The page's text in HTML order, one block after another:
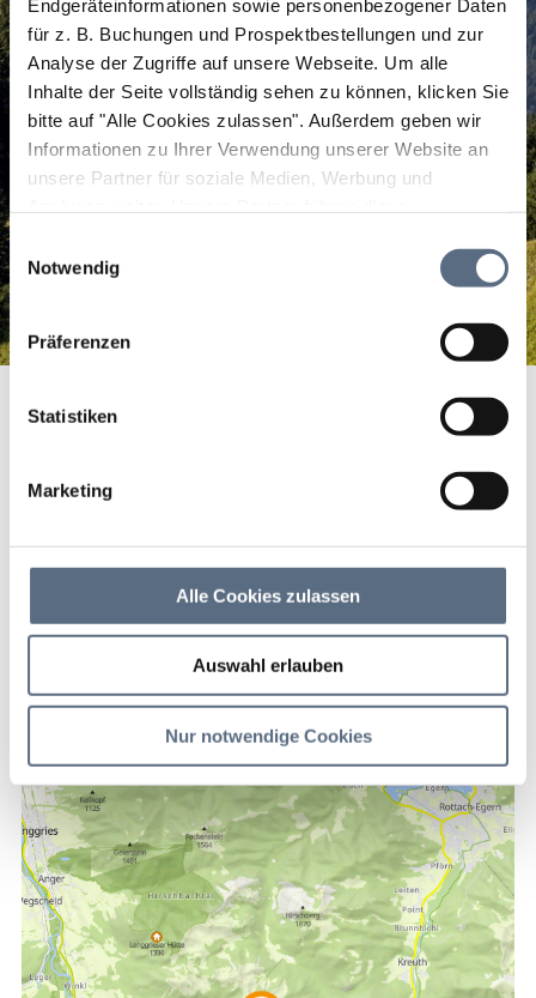
Endgeräteinformationen sowie personenbezogener Daten
für z. B. Buchungen und Prospektbestellungen und zur
Analyse der Zugriffe auf unsere Webseite. Um alle
Inhalte der Seite vollständig sehen zu können, klicken Sie
bitte auf "Alle Cookies zulassen". Außerdem geben wir
Informationen zu Ihrer Verwendung unserer Website an
unsere Partner für soziale Medien, Werbung und
zusammen, die Sie ihnen bereitgestellt haben oder die
sie im Rahmen Ihrer Nutzung der Dienste gesammelt
Einwilligungsauswahl
Notwendig
Präferenzen
Statistiken
Marketing
Alle Cookies zulassen
Auswahl erlauben
Nur notwendige Cookies
Kontakt
Sonnbergalm